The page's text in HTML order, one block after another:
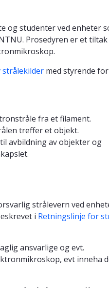
og studenter ved enheter
Prosedyren er et
strålekilder med styrende
fra et filament.
treffer et objekt.
avbildning av objekter og
strålevern ved
i Retningslinje for
ansvarlige og evt.
evt inneha